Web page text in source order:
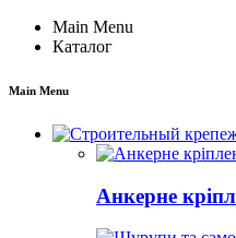
Main Menu
Каталог
Main Menu
Анкерне